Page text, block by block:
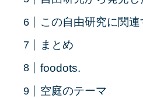
この自由研究に関
まとめ
foodots.
空庭のテーマ